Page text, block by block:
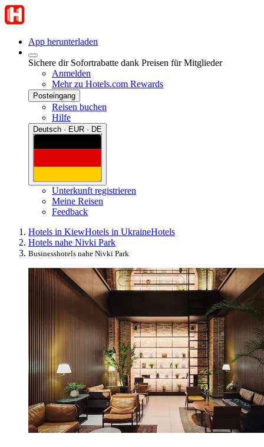
App herunterladen
Sichere dir Sofortrabatte dank Preisen für Mitglieder
Anmelden
Mehr zu Hotels.com Rewards
Posteingang
Reisen buchen
Hilfe
Deutsch · EUR · DE
Unterkunft registrieren
Meine Reisen
Feedback
Hotels in KiewHotels in UkraineHotels
Hotels nahe Nivki Park
Businesshotels nahe Nivki Park